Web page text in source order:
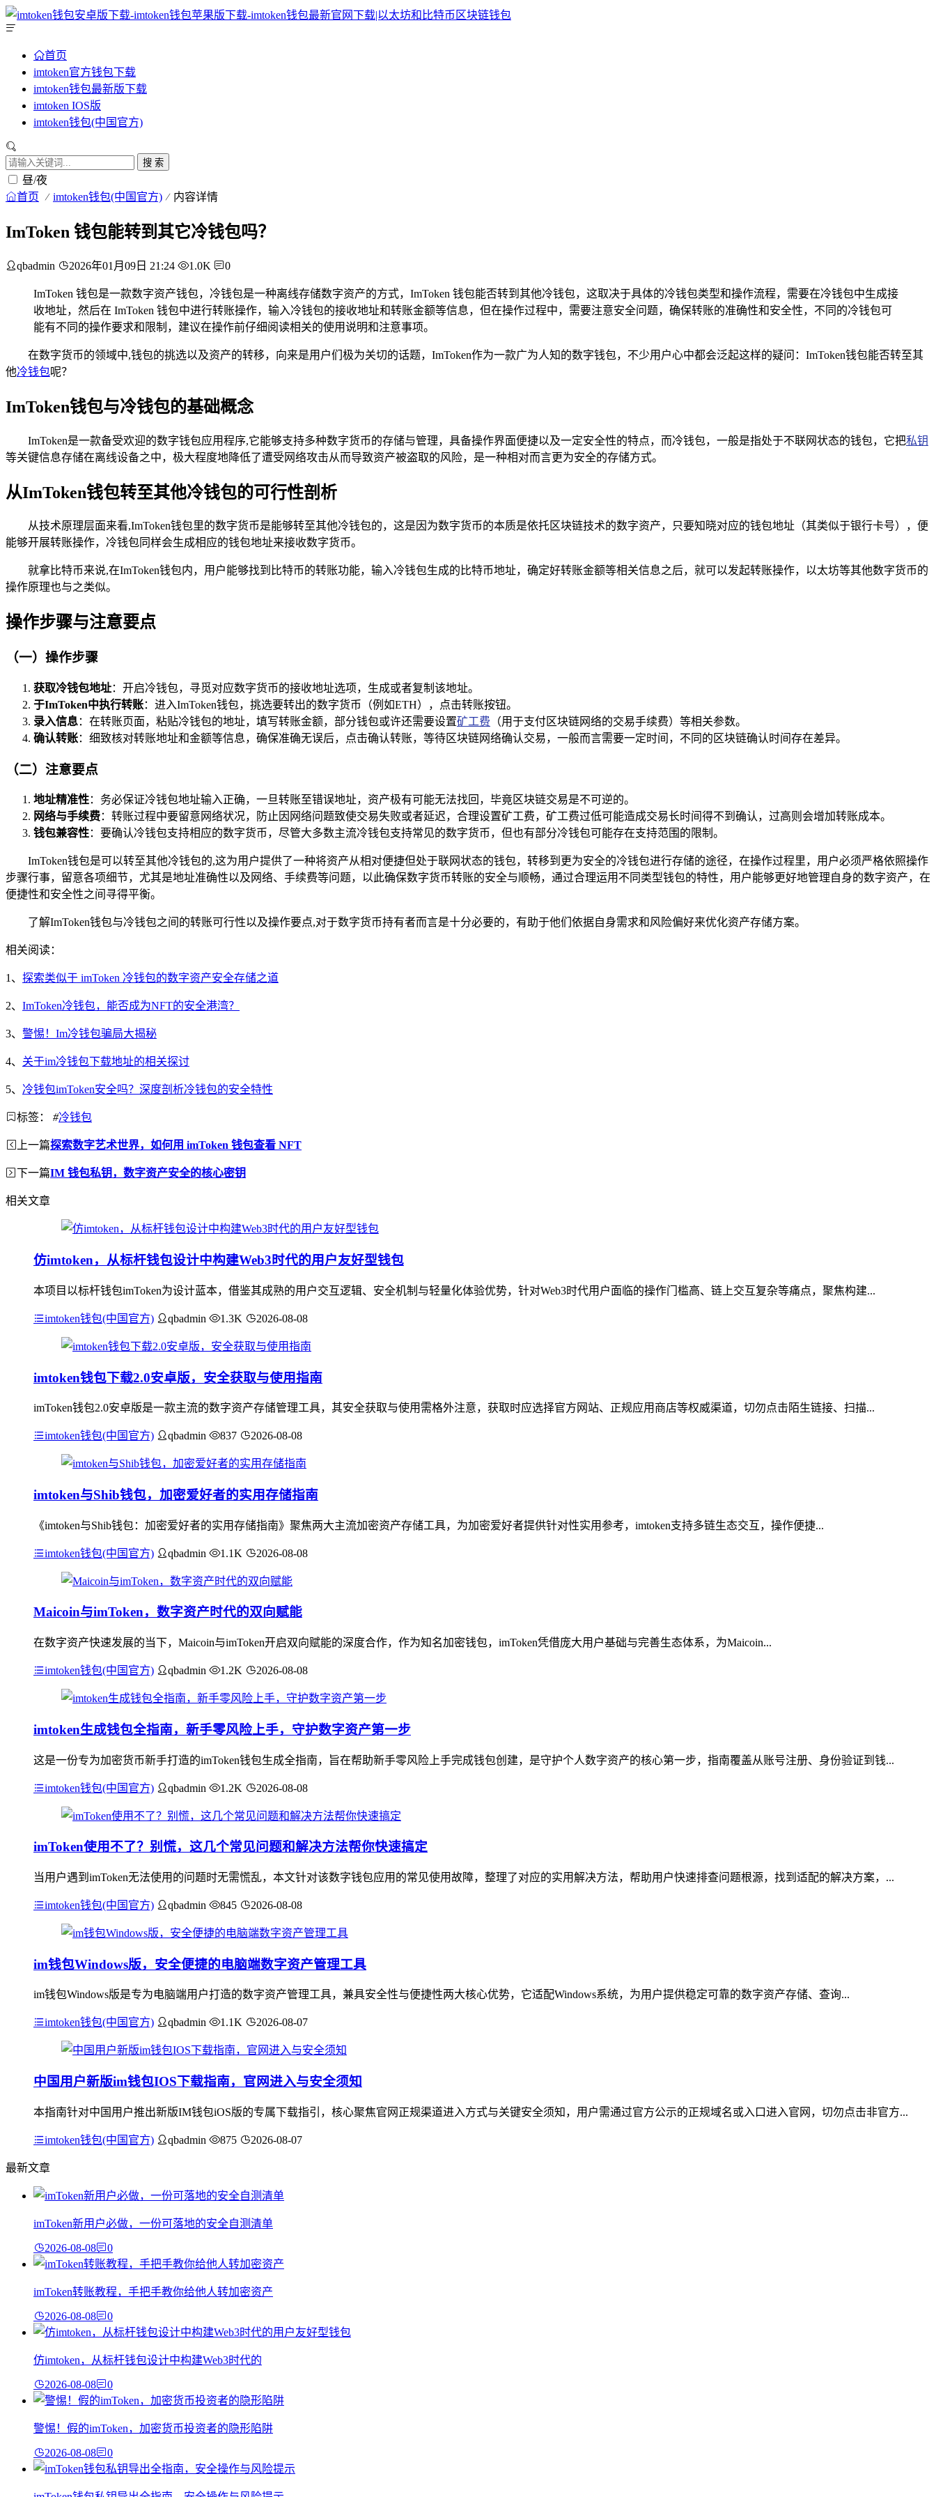
首页
imtoken官方钱包下载
imtoken钱包最新版下载
imtoken IOS版
imtoken钱包(中国官方)
搜 索
昼/夜
首页 imtoken钱包(中国官方) 内容详情
ImToken 钱包能转到其它冷钱包吗？
qbadmin 2026年01月09日 21:24 1.0K 0
ImToken 钱包是一款数字资产钱包，冷钱包是一种离线存储数字资产的方式，ImToken 钱包能否转到其他冷钱包，这取决于具体的冷钱包类型和操作流程，需要在冷钱包中生成接
收地址，然后在 ImToken 钱包中进行转账操作，输入冷钱包的接收地址和转账金额等信息，但在操作过程中，需要注意安全问题，确保转账的准确性和安全性，不同的冷钱包可
能有不同的操作要求和限制，建议在操作前仔细阅读相关的使用说明和注意事项。
在数字货币的领域中,钱包的挑选以及资产的转移，向来是用户们极为关切的话题，ImToken作为一款广为人知的数字钱包，不少用户心中都会泛起这样的疑问：ImToken钱包能否转至其
他冷钱包呢？
ImToken钱包与冷钱包的基础概念
ImToken是一款备受欢迎的数字钱包应用程序,它能够支持多种数字货币的存储与管理，具备操作界面便捷以及一定安全性的特点，而冷钱包，一般是指处于不联网状态的钱包，它把私钥
等关键信息存储在离线设备之中，极大程度地降低了遭受网络攻击从而导致资产被盗取的风险，是一种相对而言更为安全的存储方式。
从ImToken钱包转至其他冷钱包的可行性剖析
从技术原理层面来看,ImToken钱包里的数字货币是能够转至其他冷钱包的，这是因为数字货币的本质是依托区块链技术的数字资产，只要知晓对应的钱包地址（其类似于银行卡号），便
能够开展转账操作，冷钱包同样会生成相应的钱包地址来接收数字货币。
就拿比特币来说,在ImToken钱包内，用户能够找到比特币的转账功能，输入冷钱包生成的比特币地址，确定好转账金额等相关信息之后，就可以发起转账操作，以太坊等其他数字货币的
操作原理也与之类似。
操作步骤与注意要点
（一）操作步骤
获取冷钱包地址：开启冷钱包，寻觅对应数字货币的接收地址选项，生成或者复制该地址。
于ImToken中执行转账：进入ImToken钱包，挑选要转出的数字货币（例如ETH），点击转账按钮。
录入信息：在转账页面，粘贴冷钱包的地址，填写转账金额，部分钱包或许还需要设置矿工费 （用于支付区块链网络的交易手续费）等相关参数。
确认转账：细致核对转账地址和金额等信息，确保准确无误后，点击确认转账，等待区块链网络确认交易，一般而言需要一定时间，不同的区块链确认时间存在差异。
（二）注意要点
地址精准性：务必保证冷钱包地址输入正确，一旦转账至错误地址，资产极有可能无法找回，毕竟区块链交易是不可逆的。
网络与手续费：转账过程中要留意网络状况，防止因网络问题致使交易失败或者延迟，合理设置矿工费，矿工费过低可能造成交易长时间得不到确认，过高则会增加转账成本。
钱包兼容性：要确认冷钱包支持相应的数字货币，尽管大多数主流冷钱包支持常见的数字货币，但也有部分冷钱包可能存在支持范围的限制。
ImToken钱包是可以转至其他冷钱包的,这为用户提供了一种将资产从相对便捷但处于联网状态的钱包，转移到更为安全的冷钱包进行存储的途径，在操作过程里，用户必须严格依照操作
步骤行事，留意各项细节，尤其是地址准确性以及网络、手续费等问题，以此确保数字货币转账的安全与顺畅，通过合理运用不同类型钱包的特性，用户能够更好地管理自身的数字资产，在
便捷性和安全性之间寻得平衡。
了解ImToken钱包与冷钱包之间的转账可行性以及操作要点,对于数字货币持有者而言是十分必要的，有助于他们依据自身需求和风险偏好来优化资产存储方案。
相关阅读：
1、 探索类似于 imToken 冷钱包的数字资产安全存储之道
2、 ImToken冷钱包，能否成为NFT的安全港湾？
3、 警惕！Im冷钱包骗局大揭秘
4、 关于im冷钱包下载地址的相关探讨
5、 冷钱包imToken安全吗？深度剖析冷钱包的安全特性
标签： #冷钱包
上一篇探索数字艺术世界，如何用 imToken 钱包查看 NFT
下一篇IM 钱包私钥，数字资产安全的核心密钥
相关文章
仿imtoken，从标杆钱包设计中构建Web3时代的用户友好型钱包
本项目以标杆钱包imToken为设计蓝本，借鉴其成熟的用户交互逻辑、安全机制与轻量化体验优势，针对Web3时代用户面临的操作门槛高、链上交互复杂等痛点，聚焦构建...
imtoken钱包(中国官方) qbadmin 1.3K 2026-08-08
imtoken钱包下载2.0安卓版，安全获取与使用指南
imToken钱包2.0安卓版是一款主流的数字资产存储管理工具，其安全获取与使用需格外注意，获取时应选择官方网站、正规应用商店等权威渠道，切勿点击陌生链接、扫描...
imtoken钱包(中国官方) qbadmin 837 2026-08-08
imtoken与Shib钱包，加密爱好者的实用存储指南
《imtoken与Shib钱包：加密爱好者的实用存储指南》聚焦两大主流加密资产存储工具，为加密爱好者提供针对性实用参考，imtoken支持多链生态交互，操作便捷...
imtoken钱包(中国官方) qbadmin 1.1K 2026-08-08
Maicoin与imToken，数字资产时代的双向赋能
在数字资产快速发展的当下，Maicoin与imToken开启双向赋能的深度合作，作为知名加密钱包，imToken凭借庞大用户基础与完善生态体系，为Maicoin...
imtoken钱包(中国官方) qbadmin 1.2K 2026-08-08
imtoken生成钱包全指南，新手零风险上手，守护数字资产第一步
这是一份专为加密货币新手打造的imToken钱包生成全指南，旨在帮助新手零风险上手完成钱包创建，是守护个人数字资产的核心第一步，指南覆盖从账号注册、身份验证到钱...
imtoken钱包(中国官方) qbadmin 1.2K 2026-08-08
imToken使用不了？别慌，这几个常见问题和解决方法帮你快速搞定
当用户遇到imToken无法使用的问题时无需慌乱，本文针对该数字钱包应用的常见使用故障，整理了对应的实用解决方法，帮助用户快速排查问题根源，找到适配的解决方案，...
imtoken钱包(中国官方) qbadmin 845 2026-08-08
im钱包Windows版，安全便捷的电脑端数字资产管理工具
im钱包Windows版是专为电脑端用户打造的数字资产管理工具，兼具安全性与便捷性两大核心优势，它适配Windows系统，为用户提供稳定可靠的数字资产存储、查询...
imtoken钱包(中国官方) qbadmin 1.1K 2026-08-07
中国用户新版im钱包IOS下载指南，官网进入与安全须知
本指南针对中国用户推出新版IM钱包iOS版的专属下载指引，核心聚焦官网正规渠道进入方式与关键安全须知，用户需通过官方公示的正规域名或入口进入官网，切勿点击非官方...
imtoken钱包(中国官方) qbadmin 875 2026-08-07
最新文章
imToken新用户必做，一份可落地的安全自测清单
2026-08-08 0
imToken转账教程，手把手教你给他人转加密资产
2026-08-08 0
仿imtoken，从标杆钱包设计中构建Web3时代的
2026-08-08 0
警惕！假的imToken，加密货币投资者的隐形陷阱
2026-08-08 0